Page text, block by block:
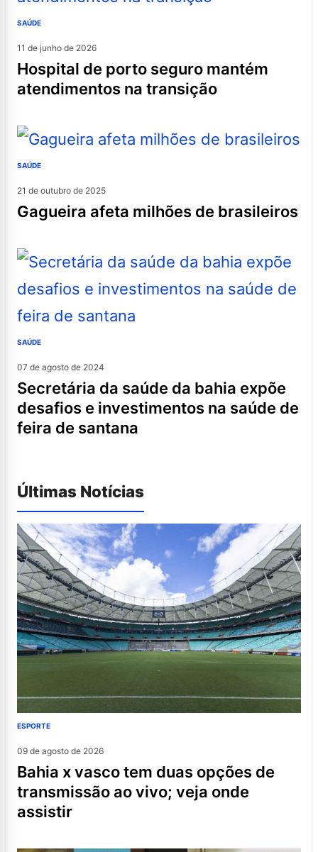
SAÚDE
11 de junho de 2026
hospital de porto seguro mantém
atendimentos na transição
SAÚDE
21 de outubro de 2025
gagueira afeta milhões de brasileiros
SAÚDE
07 de agosto de 2024
secretária da saúde da bahia expõe
desafios e investimentos na saúde de
feira de santana
Últimas Notícias
ESPORTE
09 de agosto de 2026
bahia x vasco tem duas opções de
transmissão ao vivo; veja onde
assistir